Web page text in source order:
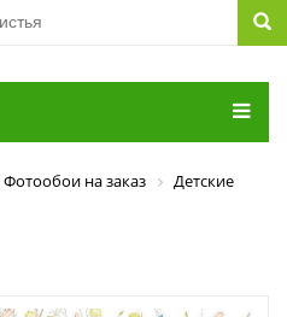
Фотообои на заказ
Детские